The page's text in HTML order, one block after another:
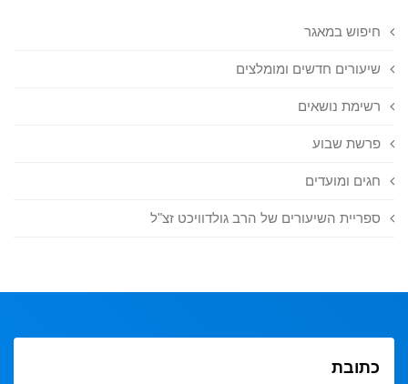
חיפוש במאגר
שיעורים חדשים ומומלצים
רשימת נושאים
פרשת שבוע
חגים ומועדים
ספריית השיעורים של הרב גולדוויכט זצ"ל
כתובת